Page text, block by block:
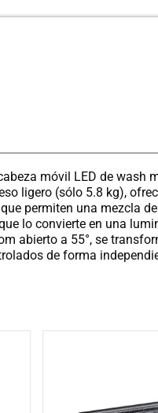
móvil LED de wash
ligero (sólo 5.8 kg),
que permiten una mezcla
lo convierte en una
abierto a 55°, se
de forma